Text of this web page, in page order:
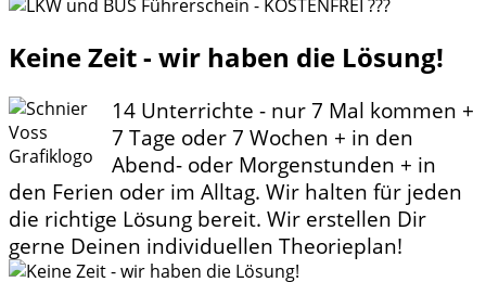
Keine Zeit - wir haben die Lösung!
14 Unterrichte - nur 7 Mal kommen +
7 Tage oder 7 Wochen + in den
Abend- oder Morgenstunden + in
den Ferien oder im Alltag. Wir halten für jeden
die richtige Lösung bereit. Wir erstellen Dir
gerne Deinen individuellen Theorieplan!